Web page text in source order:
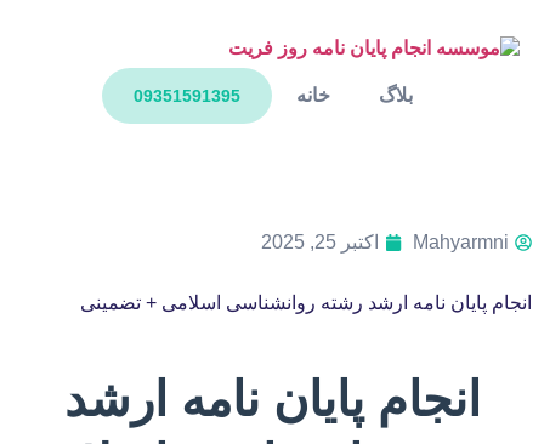
خانه بلاگ 09351591395
Mahyarmni اکتبر 25, 2025
انجام پایان نامه ارشد رشته روانشناسی اسلامی + تضمینی
انجام پایان نامه ارشد